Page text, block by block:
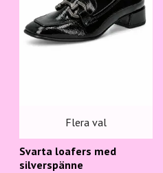
Flera val
Svarta loafers med
silverspänne